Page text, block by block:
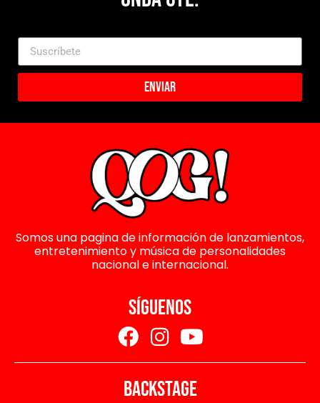
Enviar
Somos una pagina de información de lanzamientos,
entretenimiento y música de personalidades
nacional e internacional.
SÍGUENOS
BACKSTAGE